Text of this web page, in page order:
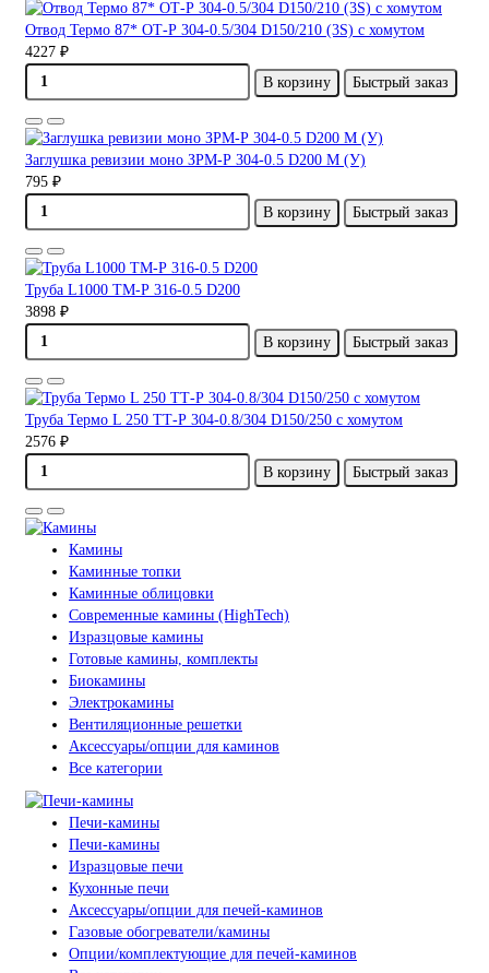
Отвод Термо 87* ОТ-Р 304-0.5/304 D150/210 (3S) с хомутом
4227 ₽
В корзину
Быстрый заказ
Заглушка ревизии моно ЗРМ-Р 304-0.5 D200 М (У)
795 ₽
В корзину
Быстрый заказ
Труба L1000 ТМ-Р 316-0.5 D200
3898 ₽
В корзину
Быстрый заказ
Труба Термо L 250 ТТ-Р 304-0.8/304 D150/250 с хомутом
2576 ₽
В корзину
Быстрый заказ
Камины
Каминные топки
Каминные облицовки
Современные камины (HighTech)
Изразцовые камины
Готовые камины, комплекты
Биокамины
Электрокамины
Вентиляционные решетки
Аксессуары/опции для каминов
Все категории
Печи-камины
Печи-камины
Изразцовые печи
Кухонные печи
Аксессуары/опции для печей-каминов
Газовые обогреватели/камины
Опции/комплектующие для печей-каминов